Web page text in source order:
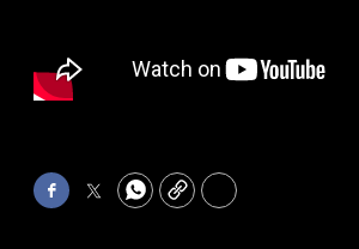
FacebookTwitterWhatsApp
Copy Print